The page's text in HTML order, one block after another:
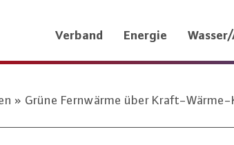
Verband Energie
Grüne Fernwärme über Kraft-